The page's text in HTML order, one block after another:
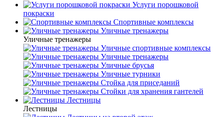
Услуги порошковой
покраски
Спортивные комплексы
Уличные тренажеры
Уличные тренажеры
Уличные спортивные комплексы
Уличные тренажеры
Уличные брусья
Уличные турники
Cтойка для приседаний
Стойки для хранения гантелей
Лестницы
Лестницы